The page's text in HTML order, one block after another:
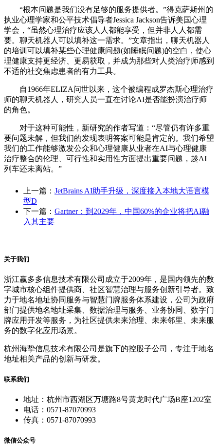
“根本问题是我们没有足够的服务提供者。”得克萨斯州的
执业心理学家和公平技术倡导者Jessica Jackson告诉美国心理
学会，“虽然心理治疗应该人人都能享受，但并非人人都需
要。聊天机器人可以填补这一需求。”文章指出，聊天机器人
的培训可以填补某些心理健康问题(如睡眠问题)的空白，使心
理健康支持更经济、更易获取，并成为那些对人类治疗师感到
不适的社交焦虑患者的有力工具。
自1966年ELIZA问世以来，这个被编程成罗杰斯心理治疗
师的聊天机器人，研究人员一直在讨论AI是否能扮演治疗师
的角色。
对于这种可能性，新研究的作者写道：“尽管仍有许多重
要问题未解，但我们的发现表明答案可能是肯定的。我们希望
我们的工作能够激发公众和心理健康从业者在AI与心理健康
治疗整合的伦理、可行性和实用性方面提出重要问题，趁AI
列车还未离站。”
上一篇： JetBrains AI助手升级，深度接入本地大语言模
型D
下一篇： Gartner：到2029年，中国60%的企业将把AI融
入其主要
关于我们
浙江赢多多信息技术有限公司成立于2009年，是国内领先的数
字城市核心组件提供商、社区智慧治理与服务创新引导者。致
力于地名地址协同服务与智慧门牌服务体系建设，公司为政府
部门提供地名地址采集、数据治理与服务、业务协同、数字门
牌应用开发等服务，为社区提供未来治理、未来邻里、未来服
务的数字化应用场景。
杭州海挚信息技术有限公司是旗下的控股子公司，专注于地名
地址相关产品的创新与研发。
联系我们
地址：杭州市西湖区万塘路8号黄龙时代广场B座1202室
电话：0571-87070993
传真：0571-87070993
微信公众号